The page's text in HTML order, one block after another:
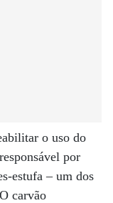
o uso do
por
estufa – um dos
carvão